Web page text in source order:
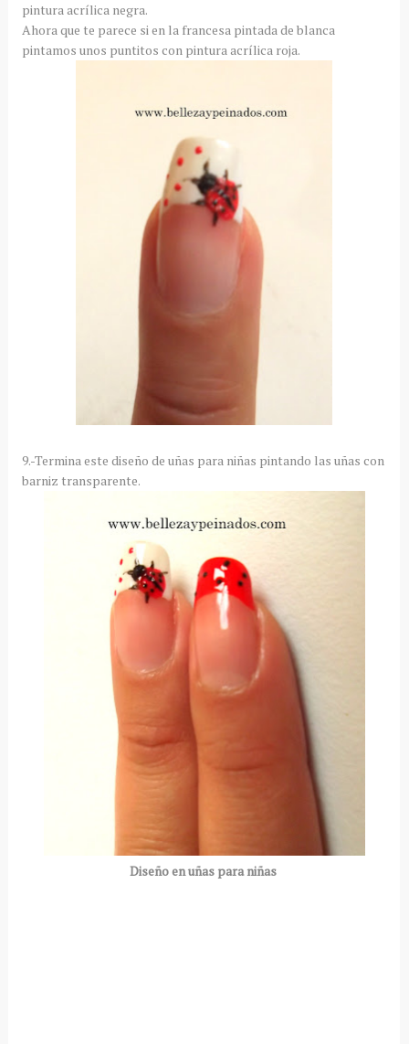
pintura acrílica negra.
Ahora que te parece si en la francesa pintada de blanca
pintamos unos puntitos con pintura acrílica roja.
9.-Termina este diseño de uñas para niñas pintando las uñas con
barniz transparente.
Diseño en uñas para niñas